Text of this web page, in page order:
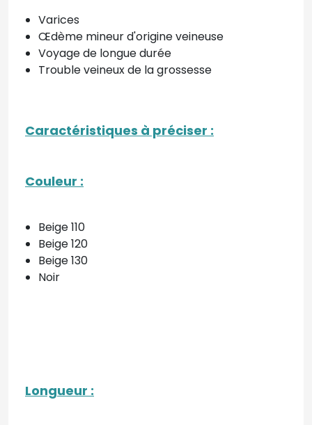
Varices
Œdème mineur d'origine veineuse
Voyage de longue durée
Trouble veineux de la grossesse
Caractéristiques à préciser :
Couleur :
Beige 110
Beige 120
Beige 130
Noir
Longueur :